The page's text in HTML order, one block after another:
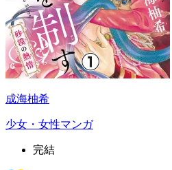
成海柚希
少女・女性マンガ
完結